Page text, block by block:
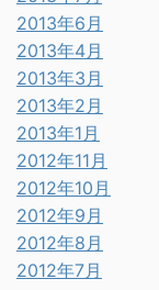
2013年6月
2013年4月
2013年3月
2013年2月
2013年1月
2012年11月
2012年10月
2012年9月
2012年8月
2012年7月